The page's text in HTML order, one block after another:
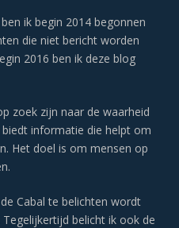
ik begin 2014 begonnen
die niet bericht worden
2016 ben ik deze blog
zoek zijn naar de waarheid
informatie die helpt om
Het doel is om mensen op
Cabal te belichten wordt
belicht ik ook de